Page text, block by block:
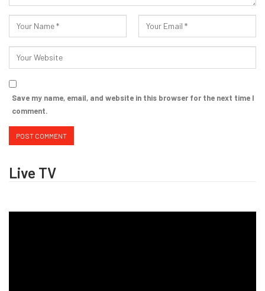
Save my name, email, and website in this browser for the next time I
comment.
Live TV